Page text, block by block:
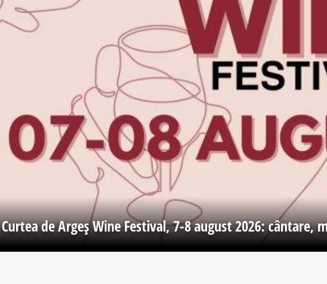
Curtea de Argeş Wine Festival, 7-8 august 2026: cântare,